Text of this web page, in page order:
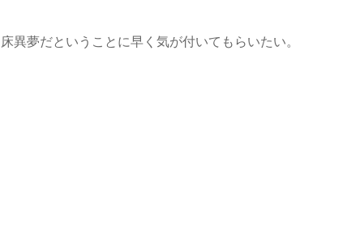
異夢だということに早く気が付いてもらいたい。